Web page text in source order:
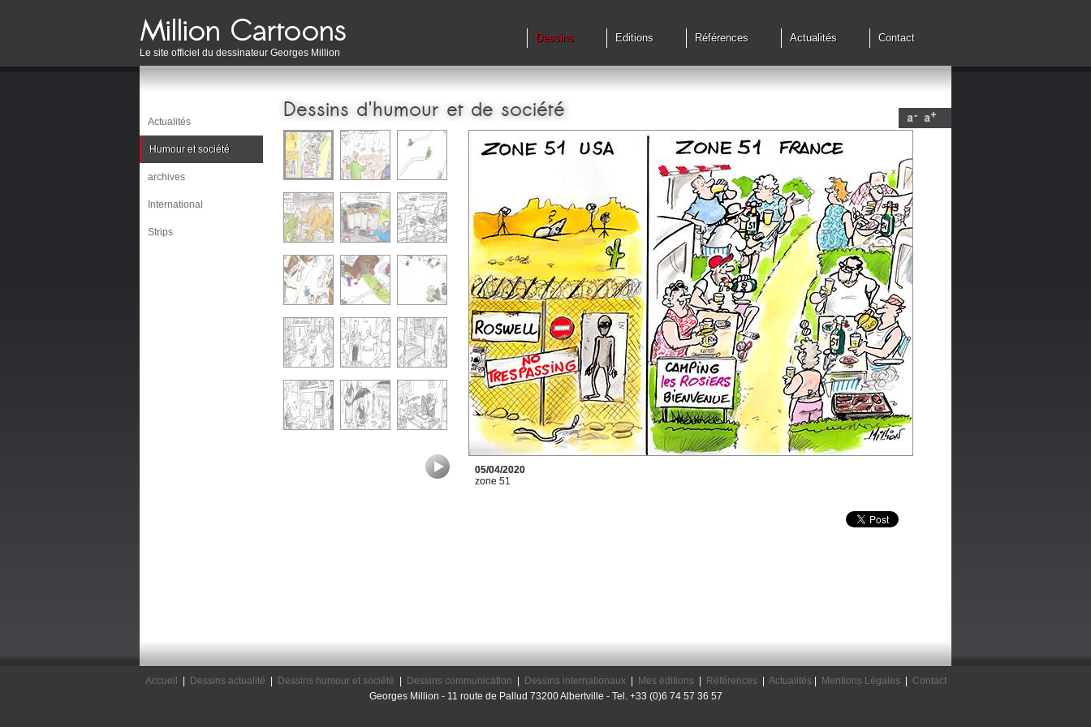
Le site officiel du dessinateur Georges Million
Dessins Editions Références Actualités Contact
Actualités
Humour et société
archives
International
Strips
Dessins d'humour et de société
05/04/2020
zone 51
Accueil Dessins actualité Dessins humour et société Dessins communication Dessins internationaux| Mes éditions| Références| Actualités| Mentions Légales|
Contact
Georges Million - 11 route de Pallud 73200 Albertville - Tel. +33 (0)6 74 57 36 57